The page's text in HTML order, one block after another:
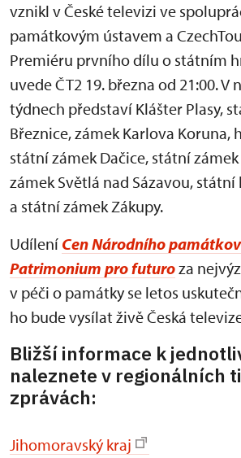
vznikl v České televizi ve
památkovým ústavem a
Premiéru prvního dílu o státním
uvede ČT2 19. března od 21:00. V
týdnech představí Klášter Plasy,
Březnice, zámek Karlova Koruna,
státní zámek Dačice, státní
zámek Světlá nad Sázavou,
a státní zámek Zákupy.
Udílení Cen Národního
Patrimonium pro futuroza
v péči o památky se letos
ho bude vysílat živě Česká
Bližší informace k
naleznete v regionálních
zprávách:
Jihomoravský kraj